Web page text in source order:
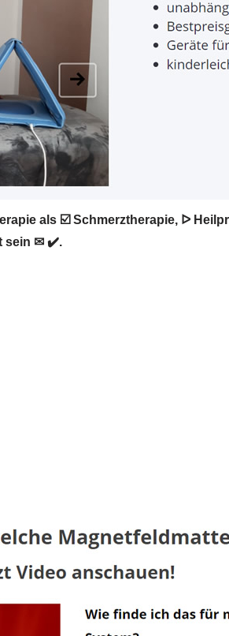
als ☑️ Schmerztherapie, ᐅ
sein ✉ ✔️.